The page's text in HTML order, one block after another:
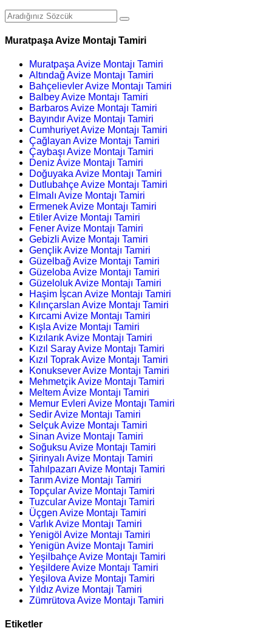
Muratpaşa Avize Montajı Tamiri
Muratpaşa Avize Montajı Tamiri
Altındağ Avize Montajı Tamiri
Bahçelievler Avize Montajı Tamiri
Balbey Avize Montajı Tamiri
Barbaros Avize Montajı Tamiri
Bayındır Avize Montajı Tamiri
Cumhuriyet Avize Montajı Tamiri
Çağlayan Avize Montajı Tamiri
Çaybaşı Avize Montajı Tamiri
Deniz Avize Montajı Tamiri
Doğuyaka Avize Montajı Tamiri
Dutlubahçe Avize Montajı Tamiri
Elmalı Avize Montajı Tamiri
Ermenek Avize Montajı Tamiri
Etiler Avize Montajı Tamiri
Fener Avize Montajı Tamiri
Gebizli Avize Montajı Tamiri
Gençlik Avize Montajı Tamiri
Güzelbağ Avize Montajı Tamiri
Güzeloba Avize Montajı Tamiri
Güzeloluk Avize Montajı Tamiri
Haşim İşcan Avize Montajı Tamiri
Kılınçarslan Avize Montajı Tamiri
Kırcami Avize Montajı Tamiri
Kışla Avize Montajı Tamiri
Kızılarık Avize Montajı Tamiri
Kızıl Saray Avize Montajı Tamiri
Kızıl Toprak Avize Montajı Tamiri
Konuksever Avize Montajı Tamiri
Mehmetçik Avize Montajı Tamiri
Meltem Avize Montajı Tamiri
Memur Evleri Avize Montajı Tamiri
Sedir Avize Montajı Tamiri
Selçuk Avize Montajı Tamiri
Sinan Avize Montajı Tamiri
Soğuksu Avize Montajı Tamiri
Şirinyalı Avize Montajı Tamiri
Tahılpazarı Avize Montajı Tamiri
Tarım Avize Montajı Tamiri
Topçular Avize Montajı Tamiri
Tuzcular Avize Montajı Tamiri
Üçgen Avize Montajı Tamiri
Varlık Avize Montajı Tamiri
Yenigöl Avize Montajı Tamiri
Yenigün Avize Montajı Tamiri
Yeşilbahçe Avize Montajı Tamiri
Yeşildere Avize Montajı Tamiri
Yeşilova Avize Montajı Tamiri
Yıldız Avize Montajı Tamiri
Zümrütova Avize Montajı Tamiri
Etiketler